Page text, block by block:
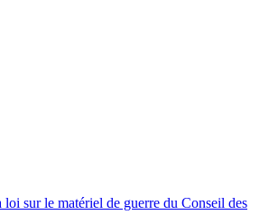
sur le matériel de guerre du Conseil des